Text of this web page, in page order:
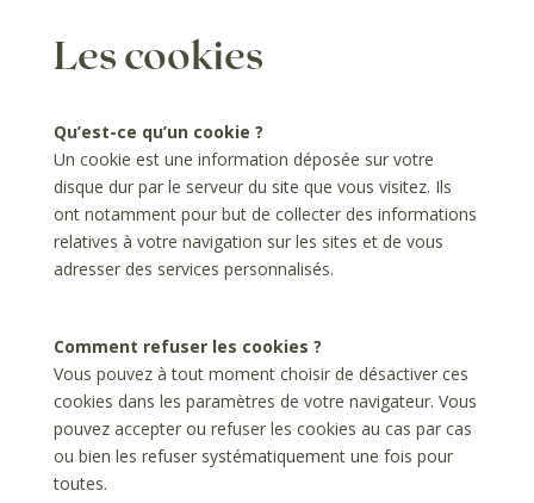
Les cookies
Qu’est-ce qu’un cookie ?
Un cookie est une information déposée sur votre
disque dur par le serveur du site que vous visitez. Ils
ont notamment pour but de collecter des informations
relatives à votre navigation sur les sites et de vous
adresser des services personnalisés.
Comment refuser les cookies ?
Vous pouvez à tout moment choisir de désactiver ces
cookies dans les paramètres de votre navigateur. Vous
pouvez accepter ou refuser les cookies au cas par cas
ou bien les refuser systématiquement une fois pour
toutes.